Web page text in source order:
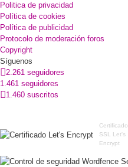
Politica de privacidad
Política de cookies
Política de publicidad
Protocolo de moderación foros
Copyright
Síguenos
2.261 seguidores
1.461 seguidores
1.460 suscritos
Certificado
SSL Let's
Encrypt